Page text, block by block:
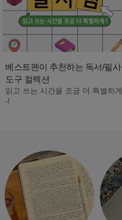
베스트펜이 추천하는 독서/필사
도구 컬렉션
읽고 쓰는 시간을 조금 더 특별하게
-!